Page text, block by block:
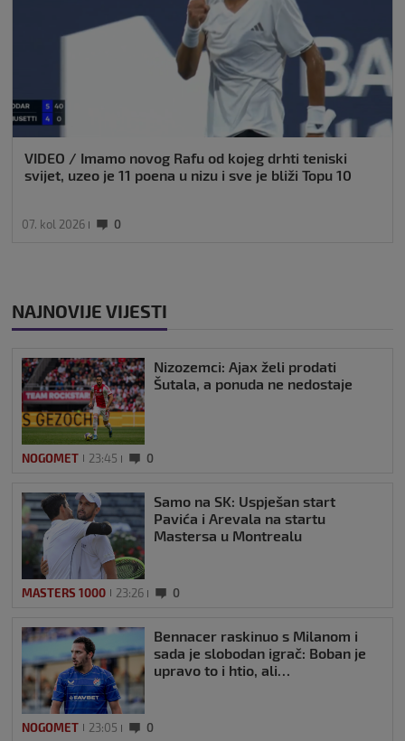
VIDEO / Imamo novog Rafu od kojeg drhti teniski
svijet, uzeo je 11 poena u nizu i sve je bliži Topu 10
07. kol 2026 0
NAJNOVIJE VIJESTI
Nizozemci: Ajax želi prodati
Šutala, a ponuda ne nedostaje
NOGOMET 23:45 0
Samo na SK: Uspješan start
Pavića i Arevala na startu
Mastersa u Montrealu
MASTERS 1000 23:26 0
Bennacer raskinuo s Milanom i
sada je slobodan igrač: Boban je
upravo to i htio, ali…
NOGOMET 23:05 0